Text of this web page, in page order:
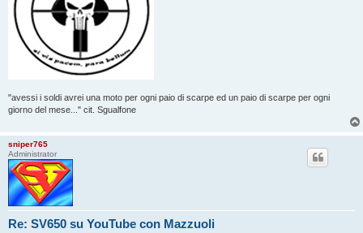
"avessi i soldi avrei una moto per ogni paio di scarpe ed un paio di scarpe per ogni
giorno del mese..." cit. Sgualfone
sniper765
Administrator
Re: SV650 su YouTube con Mazzuoli